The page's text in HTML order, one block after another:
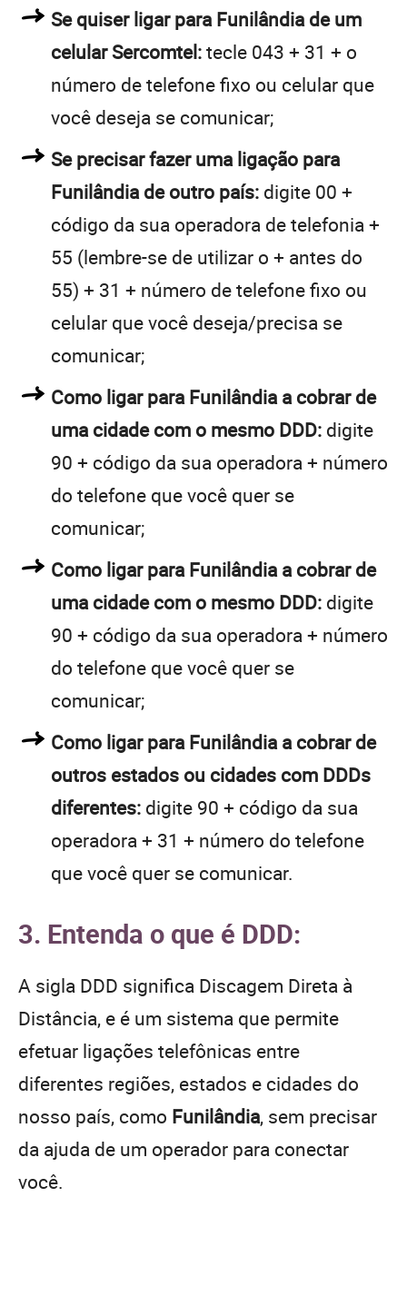
Se quiser ligar para Funilândia de um
celular Sercomtel:tecle 043 + 31 + o
número de telefone fixo ou celular que
você deseja se comunicar;
Se precisar fazer uma ligação para
Funilândia de outro país: digite 00 +
código da sua operadora de telefonia +
55 (lembre-se de utilizar o + antes do
55) + 31 + número de telefone fixo ou
celular que você deseja/precisa se
comunicar;
Como ligar para Funilândia a cobrar de
uma cidade com o mesmo DDD: digite
90 + código da sua operadora + número
do telefone que você quer se
comunicar;
Como ligar para Funilândia a cobrar de
uma cidade com o mesmo DDD: digite
90 + código da sua operadora + número
do telefone que você quer se
comunicar;
Como ligar para Funilândia a cobrar de
outros estados ou cidades com DDDs
diferentes: digite 90 + código da sua
operadora + 31 + número do telefone
que você quer se comunicar.
3. Entenda o que é DDD:
A sigla DDD significa Discagem Direta à
Distância, e é um sistema que permite
efetuar ligações telefônicas entre
diferentes regiões, estados e cidades do
nosso país, como Funilândia, sem precisar
da ajuda de um operador para conectar
você.